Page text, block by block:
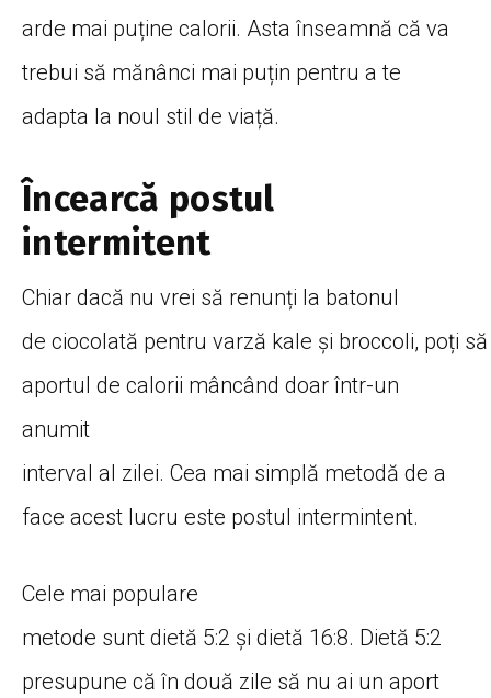
arde mai puține calorii. Asta înseamnă că va
trebui să mănânci mai puțin pentru a te
adapta la noul stil de viață.
Încearcă postul
intermitent
Chiar dacă nu vrei să renunți la batonul
de ciocolată pentru varză kale și broccoli, poți să
aportul de calorii mâncând doar într-un
anumit
interval al zilei. Cea mai simplă metodă de a
face acest lucru este postul intermintent.
Cele mai populare
metode sunt dietă 5:2 și dietă 16:8. Dietă 5:2
presupune că în două zile să nu ai un aport